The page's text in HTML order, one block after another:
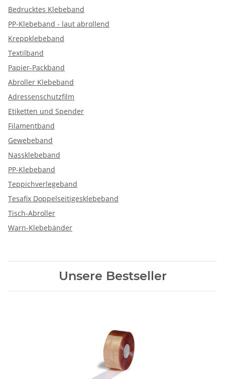
Bedrucktes Klebeband
PP-Klebeband - laut abrollend
Kreppklebeband
Textilband
Papier-Packband
Abroller Klebeband
Adressenschutzfilm
Etiketten und Spender
Filamentband
Gewebeband
Nassklebeband
PP-Klebeband
Teppichverlegeband
Tesafix Doppelseitigesklebeband
Tisch-Abroller
Warn-Klebebänder
Unsere Bestseller